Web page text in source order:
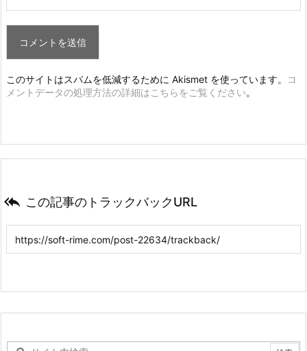
このサイトはスパムを低減するために Akismet を使っています。
コ
メントデータの処理方法の詳細はこちらをご覧ください。
 この記事のトラックバックURL